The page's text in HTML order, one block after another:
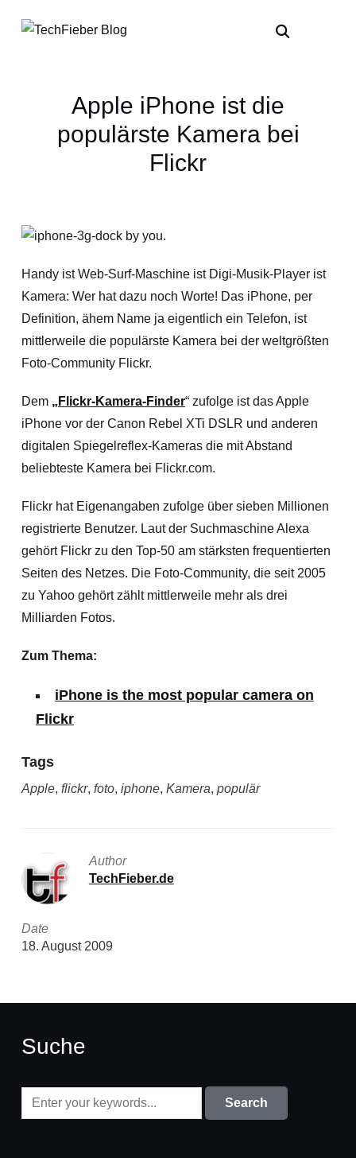
Apple iPhone ist die
populärste Kamera bei
Flickr
Handy ist Web-Surf-Maschine ist Digi-Musik-Player ist
Kamera: Wer hat dazu noch Worte! Das iPhone, per
Definition, ähem Name ja eigentlich ein Telefon, ist
mittlerweile die populärste Kamera bei der weltgrößten
Foto-Community Flickr.
Dem „Flickr-Kamera-Finder“ zufolge ist das Apple
iPhone vor der Canon Rebel XTi DSLR und anderen
digitalen Spiegelreflex-Kameras die mit Abstand
beliebteste Kamera bei Flickr.com.
Flickr hat Eigenangaben zufolge über sieben Millionen
registrierte Benutzer. Laut der Suchmaschine Alexa
gehört Flickr zu den Top-50 am stärksten frequentierten
Seiten des Netzes. Die Foto-Community, die seit 2005
zu Yahoo gehört zählt mittlerweile mehr als drei
Milliarden Fotos.
Zum Thema:
iPhone is the most popular camera on
Flickr
Tags
Apple, flickr, foto, iphone, Kamera, populär
Author
TechFieber.de
Date
18. August 2009
Suche